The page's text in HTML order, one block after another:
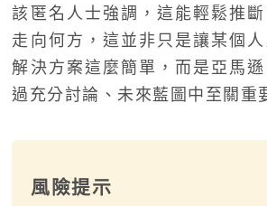
該匿名人士強調，這能輕鬆推
走向何方，這並非只是讓某個
解決方案這麼簡單，而是亞馬
過充分討論、未來藍圖中至關重
風險提示